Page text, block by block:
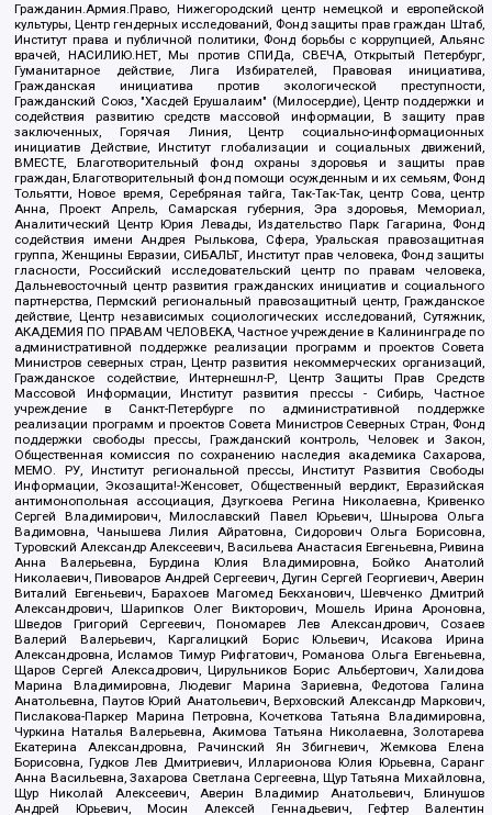
Гражданин.Армия.Право, Нижегородский центр немецкой и европейской
культуры, Центр гендерных исследований, Фонд защиты прав граждан Штаб,
Институт права и публичной политики, Фонд борьбы с коррупцией, Альянс
врачей, НАСИЛИЮ.НЕТ, Мы против СПИДа, СВЕЧА, Открытый Петербург,
Гуманитарное действие, Лига Избирателей, Правовая инициатива,
Гражданская инициатива против экологической преступности,
Гражданский Союз, "Хасдей Ерушалаим" (Милосердие), Центр поддержки и
содействия развитию средств массовой информации, В защиту прав
заключенных, Горячая Линия, Центр социально-информационных
инициатив Действие, Институт глобализации и социальных движений,
ВМЕСТЕ, Благотворительный фонд охраны здоровья и защиты прав
граждан, Благотворительный фонд помощи осужденным и их семьям, Фонд
Тольятти, Новое время, Серебряная тайга, Так-Так-Так, центр Сова, центр
Анна, Проект Апрель, Самарская губерния, Эра здоровья, Мемориал,
Аналитический Центр Юрия Левады, Издательство Парк Гагарина, Фонд
содействия имени Андрея Рылькова, Сфера, Уральская правозащитная
группа, Женщины Евразии, СИБАЛЬТ, Институт прав человека, Фонд защиты
гласности, Российский исследовательский центр по правам человека,
Дальневосточный центр развития гражданских инициатив и социального
партнерства, Пермский региональный правозащитный центр, Гражданское
действие, Центр независимых социологических исследований, Сутяжник,
АКАДЕМИЯ ПО ПРАВАМ ЧЕЛОВЕКА, Частное учреждение в Калининграде по
административной поддержке реализации программ и проектов Совета
Министров северных стран, Центр развития некоммерческих организаций,
Гражданское содействие, Интернешнл-Р, Центр Защиты Прав Средств
Массовой Информации, Институт развития прессы - Сибирь, Частное
учреждение в Санкт-Петербурге по административной поддержке
реализации программ и проектов Совета Министров Северных Стран, Фонд
поддержки свободы прессы, Гражданский контроль, Человек и Закон,
Общественная комиссия по сохранению наследия академика Сахарова,
МЕМО. РУ, Институт региональной прессы, Институт Развития Свободы
Информации, Экозащита!-Женсовет, Общественный вердикт, Евразийская
антимонопольная ассоциация, Дзугкоева Регина Николаевна, Кривенко
Сергей Владимирович, Милославский Павел Юрьевич, Шнырова Ольга
Вадимовна, Чанышева Лилия Айратовна, Сидорович Ольга Борисовна,
Туровский Александр Алексеевич, Васильева Анастасия Евгеньевна, Ривина
Анна Валерьевна, Бурдина Юлия Владимировна, Бойко Анатолий
Николаевич, Пивоваров Андрей Сергеевич, Дугин Сергей Георгиевич, Аверин
Виталий Евгеньевич, Барахоев Магомед Бекханович, Шевченко Дмитрий
Александрович, Шарипков Олег Викторович, Мошель Ирина Ароновна,
Шведов Григорий Сергеевич, Пономарев Лев Александрович, Созаев
Валерий Валерьевич, Каргалицкий Борис Юльевич, Исакова Ирина
Александровна, Исламов Тимур Рифгатович, Романова Ольга Евгеньевна,
Щаров Сергей Алексадрович, Цирульников Борис Альбертович, Халидова
Марина Владимировна, Людевиг Марина Зариевна, Федотова Галина
Анатольевна, Паутов Юрий Анатольевич, Верховский Александр Маркович,
Пислакова-Паркер Марина Петровна, Кочеткова Татьяна Владимировна,
Чуркина Наталья Валерьевна, Акимова Татьяна Николаевна, Золотарева
Екатерина Александровна, Рачинский Ян Збигневич, Жемкова Елена
Борисовна, Гудков Лев Дмитриевич, Илларионова Юлия Юрьевна, Саранг
Анна Васильевна, Захарова Светлана Сергеевна, Щур Татьяна Михайловна,
Щур Николай Алексеевич, Аверин Владимир Анатольевич, Блинушов
Андрей Юрьевич, Мосин Алексей Геннадьевич, Гефтер Валентин